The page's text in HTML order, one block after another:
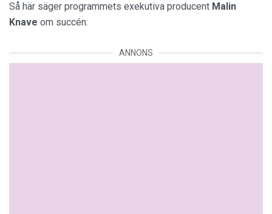
Så här säger programmets exekutiva producent Malin
Knave om succén:
ANNONS